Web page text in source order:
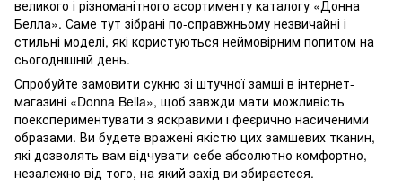
великого і різноманітного асортименту каталогу «Донна
Белла». Саме тут зібрані по-справжньому незвичайні і
стильні моделі, які користуються неймовірним попитом на
сьогоднішній день.
Спробуйте замовити сукню зі штучної замші в інтернет-
магазині «Donna Bella», щоб завжди мати можливість
поекспериментувати з яскравими і феєрично насиченими
образами. Ви будете вражені якістю цих замшевих тканин,
які дозволять вам відчувати себе абсолютно комфортно,
незалежно від того, на який захід ви збираєтеся.